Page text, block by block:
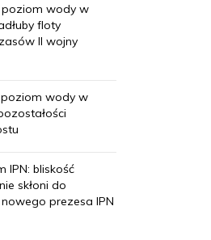
poziom wody w
floty
II wojny
wody w
IPN: bliskość
skłoni do
prezesa IPN